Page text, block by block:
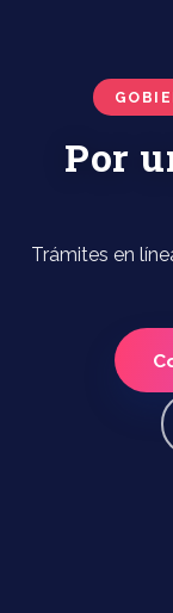
Por
Trámites en